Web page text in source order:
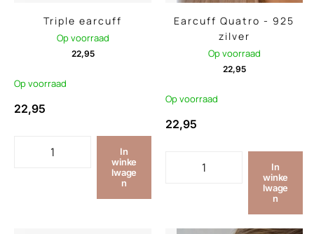
Triple earcuff
Op voorraad
22,95
Op voorraad
22,95
In
winke
lwage
n
Earcuff Quatro - 925
zilver
Op voorraad
22,95
Op voorraad
22,95
In
winke
lwage
n